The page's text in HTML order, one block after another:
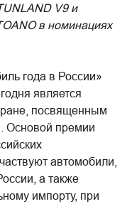
V9 и
в номинациях
года в России»
является
посвященным
Основой премии
автомобили,
а также
импорту, при